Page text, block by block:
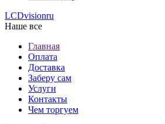
LCDvisionru
Наше все
Главная
Оплата
Доставка
Заберу сам
Услуги
Контакты
Чем торгуем